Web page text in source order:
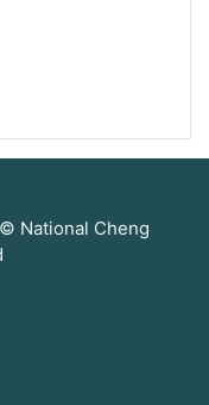
National Cheng